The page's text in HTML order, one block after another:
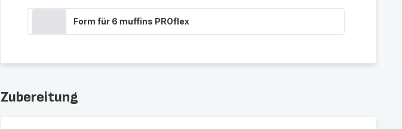
Form für 6 muffins PROflex
Zubereitung